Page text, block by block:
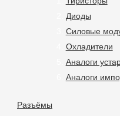
Диоды
Силовые
Охладители
Аналоги
Аналоги
Разъёмы